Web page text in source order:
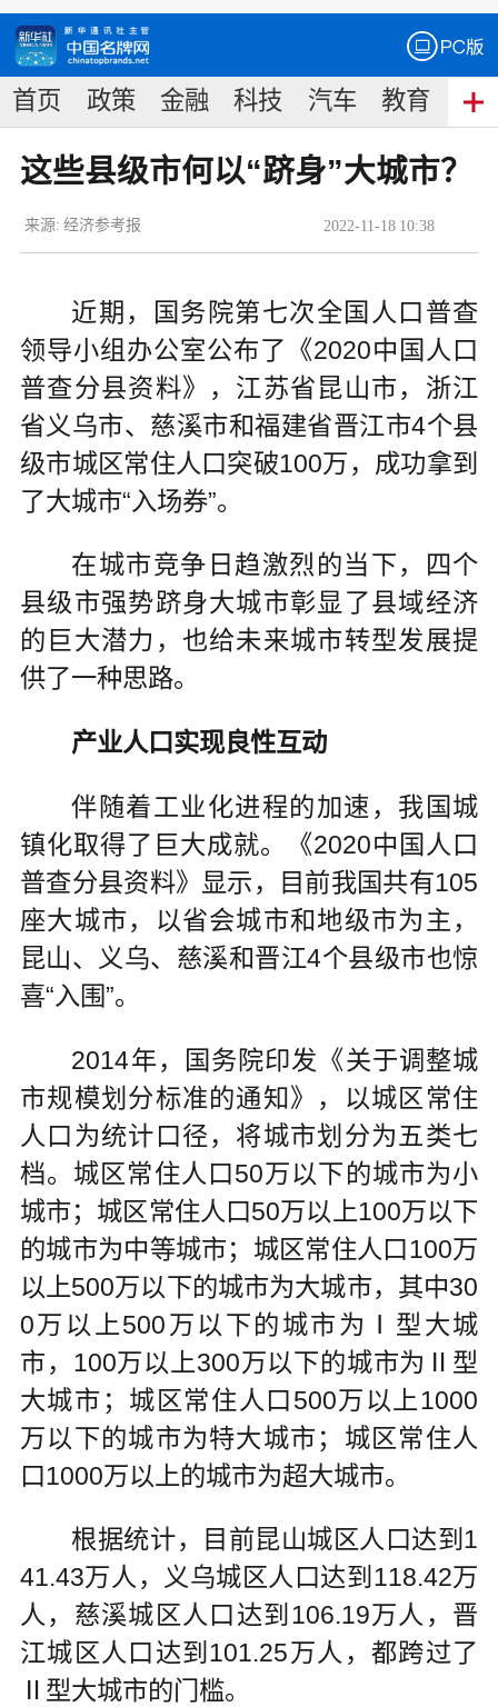
首页 政策 金融 科技 汽车 教育 食
这些县级市何以“跻身”大城市？
2022-11-18 10:38
来源: 经济参考报
近期，国务院第七次全国人口普查
领导小组办公室公布了《2020中国人口
普查分县资料》，江苏省昆山市，浙江
省义乌市、慈溪市和福建省晋江市4个县
级市城区常住人口突破100万，成功拿到
了大城市“入场券”。
在城市竞争日趋激烈的当下，四个
县级市强势跻身大城市彰显了县域经济
的巨大潜力，也给未来城市转型发展提
供了一种思路。
产业人口实现良性互动
伴随着工业化进程的加速，我国城
镇化取得了巨大成就。《2020中国人口
普查分县资料》显示，目前我国共有105
座大城市，以省会城市和地级市为主，
昆山、义乌、慈溪和晋江4个县级市也惊
喜“入围”。
2014年，国务院印发《关于调整城
市规模划分标准的通知》，以城区常住
人口为统计口径，将城市划分为五类七
档。城区常住人口50万以下的城市为小
城市；城区常住人口50万以上100万以下
的城市为中等城市；城区常住人口100万
以上500万以下的城市为大城市，其中30
0万以上500万以下的城市为Ⅰ型大城
市，100万以上300万以下的城市为Ⅱ型
大城市；城区常住人口500万以上1000
万以下的城市为特大城市；城区常住人
口1000万以上的城市为超大城市。
根据统计，目前昆山城区人口达到1
41.43万人，义乌城区人口达到118.42万
人，慈溪城区人口达到106.19万人，晋
江城区人口达到101.25万人，都跨过了
Ⅱ型大城市的门槛。